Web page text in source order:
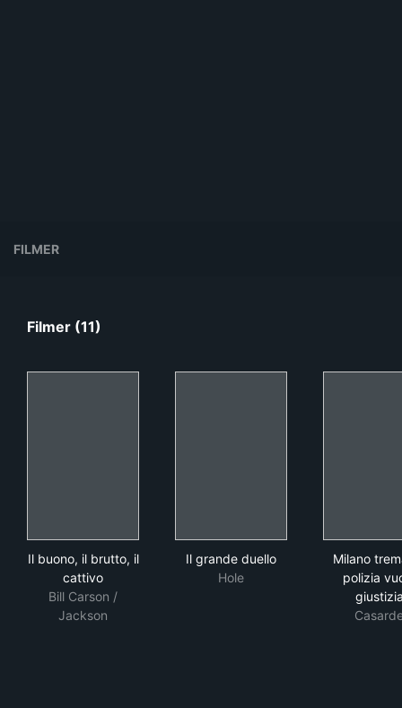
FILMER
Filmer (11)
Il buono, il brutto, il
cattivo
Bill Carson /
Jackson
Il grande duello
Hole
Milano
polizia